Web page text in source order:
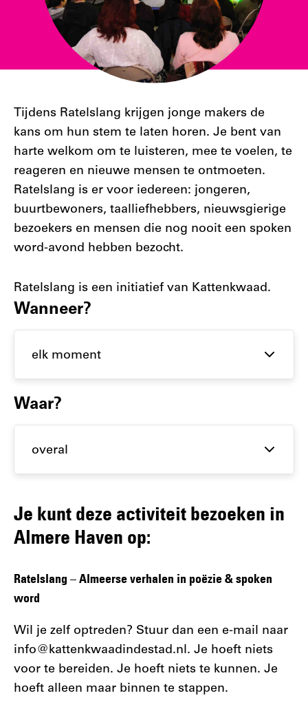
Tijdens Ratelslang krijgen jonge makers de
kans om hun stem te laten horen. Je bent van
harte welkom om te luisteren, mee te voelen, te
reageren en nieuwe mensen te ontmoeten.
Ratelslang is er voor iedereen: jongeren,
buurtbewoners, taalliefhebbers, nieuwsgierige
bezoekers en mensen die nog nooit een spoken
word-avond hebben bezocht.
Ratelslang is een initiatief van Kattenkwaad.
Filter
activiteiten
Wanneer?
Waar?
Je kunt deze activiteit bezoeken in
Almere Haven op:
Ratelslang – Almeerse verhalen in poëzie & spoken
word
Wil je zelf optreden? Stuur dan een e-mail naar
info@kattenkwaadindestad.nl. Je hoeft niets
voor te bereiden. Je hoeft niets te kunnen. Je
hoeft alleen maar binnen te stappen.